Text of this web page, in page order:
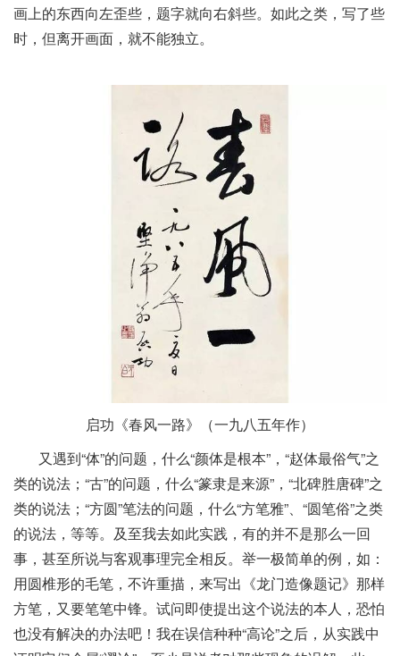
画上的东西向左歪些，题字就向右斜些。如此之类，写了些
时，但离开画面，就不能独立。
启功《春风一路》（一九八五年作）
又遇到“体”的问题，什么“颜体是根本”，“赵体最俗气”之
类的说法；“古”的问题，什么“篆隶是来源”，“北碑胜唐碑”之
类的说法；“方圆”笔法的问题，什么“方笔雅”、“圆笔俗”之类
的说法，等等。及至我去如此实践，有的并不是那么一回
事，甚至所说与客观事理完全相反。举一极简单的例，如：
用圆椎形的毛笔，不许重描，来写出《龙门造像题记》那样
方笔，又要笔笔中锋。试问即使提出这个说法的本人，恐怕
也没有解决的办法吧！我在误信种种“高论”之后，从实践中